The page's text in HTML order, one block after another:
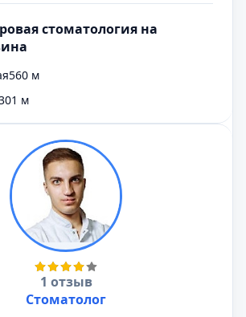
стоматология на
560 м
м
1 отзыв
Стоматолог